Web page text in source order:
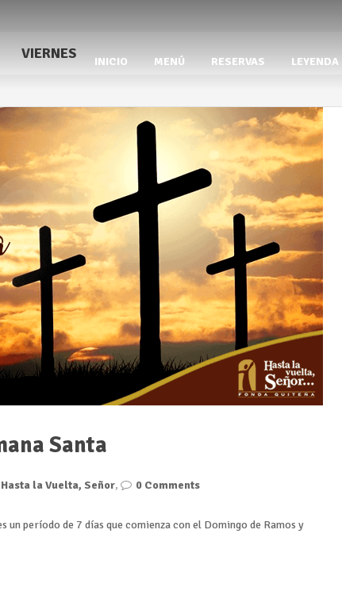
INICIO MENÚ RESERVAS LEYENDA
VIERNES
Santa
Hasta la Vuelta, Señor, 0 Comments
un período de 7 días que comienza con el Domingo de Ramos y